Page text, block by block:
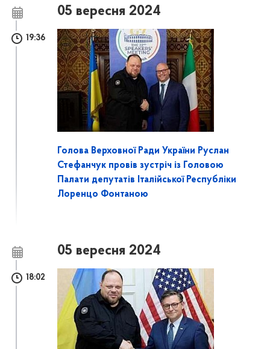
05 вересня 2024
19:36
Голова Верховної Ради України Руслан
Стефанчук провів зустріч із Головою
Палати депутатів Італійської Республіки
Лоренцо Фонтаною
05 вересня 2024
18:02